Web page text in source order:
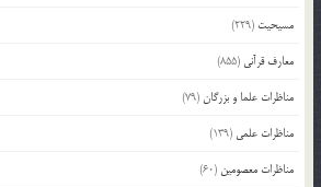
مسیحیت (229)
معارف قرآنی (855)
مناظرات علما و بزرگان(79)
مناظرات علمی (139)
مناظرات معصومین (60)